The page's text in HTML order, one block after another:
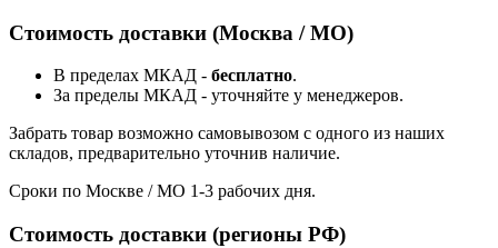
Стоимость доставки (Москва / МО)
В пределах МКАД - бесплатно.
За пределы МКАД - уточняйте у менеджеров.
Забрать товар возможно самовывозом с одного из наших
складов, предварительно уточнив наличие.
Сроки по Москве / МО 1-3 рабочих дня.
Стоимость доставки (регионы РФ)